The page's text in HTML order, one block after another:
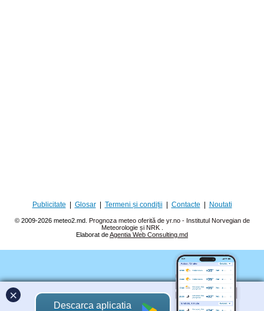
Publicitate Glosar| Termeni și condiții Contacte Noutati
© 2009-2026 meteo2.md. Prognoza meteo oferită de yr.no - Institutul Norvegian de
Meteorologie și NRK
Elaborat deAgentia Web Consulting.md